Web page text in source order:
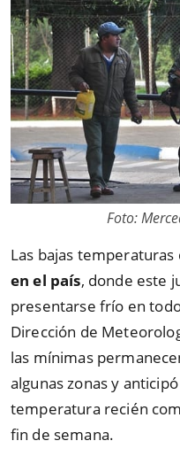
Foto:
Las bajas
en el país, donde este
presentarse frío en
Dirección de
las mínimas
algunas zonas y
temperatura recién
fin de semana.